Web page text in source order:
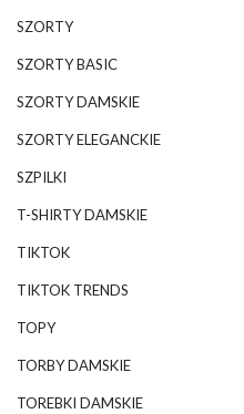
SZORTY
SZORTY BASIC
SZORTY DAMSKIE
SZORTY ELEGANCKIE
SZPILKI
T-SHIRTY DAMSKIE
TIKTOK
TIKTOK TRENDS
TOPY
TORBY DAMSKIE
TOREBKI DAMSKIE